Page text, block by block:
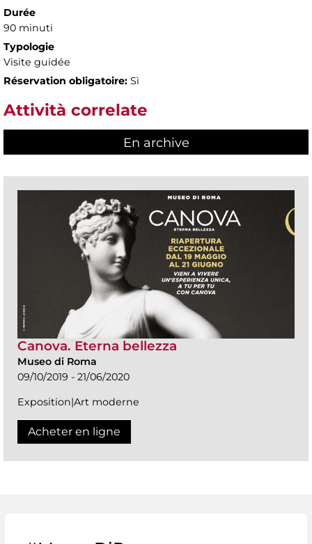
Durée
90 minuti
Typologie
Visite guidée
Réservation obligatoire: Sì
Attività correlate
En archive
Canova. Eterna bellezza
Museo di Roma
09/10/2019 - 21/06/2020
Exposition|Art moderne
Acheter en ligne